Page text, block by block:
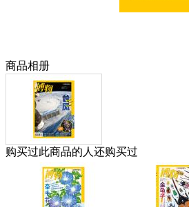
商品相册
购买过此商品的人还购买过